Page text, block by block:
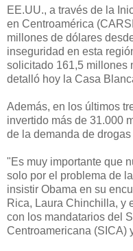
EE.UU., a través de la
en Centroamérica
millones de dólares
inseguridad en esta
solicitado 161,5 millones
detalló hoy la Casa
Además, en los últimos
invertido más de 31.000
de la demanda de
"Es muy importante que
solo por el problema de
insistir Obama en su
Rica, Laura Chinchilla, y
con los mandatarios del
Centroamericana (SICA)